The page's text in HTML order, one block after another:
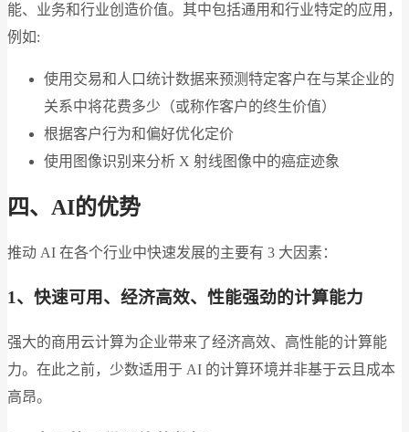
能、业务和行业创造价值。其中包括通用和行业特定的应用，
例如:
使用交易和人口统计数据来预测特定客户在与某企业的
关系中将花费多少（或称作客户的终生价值）
根据客户行为和偏好优化定价
使用图像识别来分析 X 射线图像中的癌症迹象
四、AI的优势
推动 AI 在各个行业中快速发展的主要有 3 大因素：
1、快速可用、经济高效、性能强劲的计算能力
强大的商用云计算为企业带来了经济高效、高性能的计算能
力。在此之前，少数适用于 AI 的计算环境并非基于云且成本
高昂。